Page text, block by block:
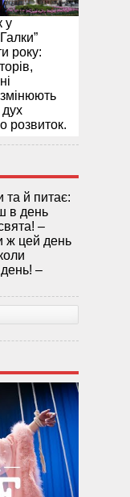
у
року:
дух
розвиток.
та й питає:
в день
–
ж цей день
–